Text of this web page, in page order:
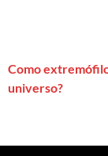
Como
universo?